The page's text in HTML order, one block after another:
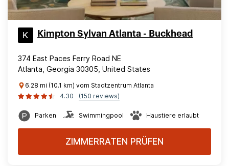
Kimpton Sylvan Atlanta - Buckhead
374 East Paces Ferry Road NE
Atlanta, Georgia 30305, United States
6.28 mi (10.1 km) vom Stadtzentrum Atlanta
4.30
(150 reviews)
Parken Swimmingpool Haustiere erlaubt
ZIMMERRATEN PRÜFEN